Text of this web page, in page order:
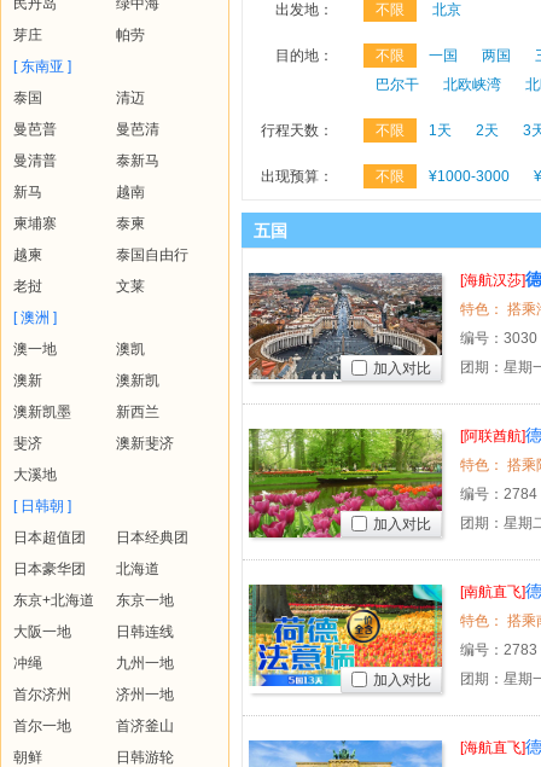
民丹岛
绿中海
芽庄
帕劳
[ 东南亚 ]
泰国
清迈
曼芭普
曼芭清
曼清普
泰新马
新马
越南
柬埔寨
泰柬
越柬
泰国自由行
老挝
文莱
[ 澳洲 ]
澳一地
澳凯
澳新
澳新凯
澳新凯墨
新西兰
斐济
澳新斐济
大溪地
[ 日韩朝 ]
日本超值团
日本经典团
日本豪华团
北海道
东京+北海道
东京一地
大阪一地
日韩连线
冲绳
九州一地
首尔济州
济州一地
首尔一地
首济釜山
朝鲜
日韩游轮
出发地： 不限 北京
目的地： 不限 一国 两国
巴尔干
北欧峡湾
行程天数： 不限 1天 2天 3
出现预算： 不限 ¥1000-3000
五国
[海航汉莎]
编号： 3030
团期：星期
加入对比
[阿联酋航]
编号： 2784
团期：星期
加入对比
[南航直飞]
编号： 2783
团期：星期
加入对比
[海航直飞]